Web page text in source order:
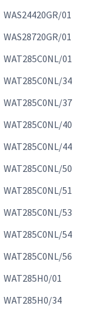
WAS24420GR/01
WAS28720GR/01
WAT285C0NL/01
WAT285C0NL/34
WAT285C0NL/37
WAT285C0NL/40
WAT285C0NL/44
WAT285C0NL/50
WAT285C0NL/51
WAT285C0NL/53
WAT285C0NL/54
WAT285C0NL/56
WAT285H0/01
WAT285H0/34